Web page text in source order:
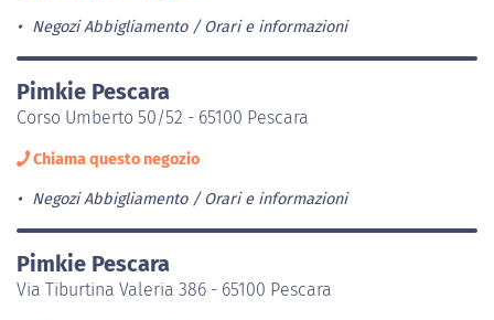
Negozi Abbigliamento Orari e informazioni
Pimkie Pescara
Corso Umberto 50/52 - 65100 Pescara
Chiama questo negozio
Negozi Abbigliamento Orari e informazioni
Pimkie Pescara
Via Tiburtina Valeria 386 - 65100 Pescara